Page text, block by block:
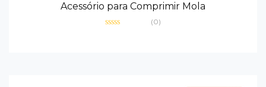
Acessório para Comprimir Mola
(0)